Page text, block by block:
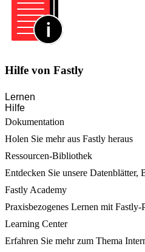
Hilfe von Fastly
Lernen
Hilfe
Dokumentation
Holen Sie mehr aus Fastly heraus
Ressourcen-Bibliothek
Entdecken Sie unsere Datenblätter,
Fastly Academy
Praxisbezogenes Lernen mit Fastly-
Learning Center
Erfahren Sie mehr zum Thema